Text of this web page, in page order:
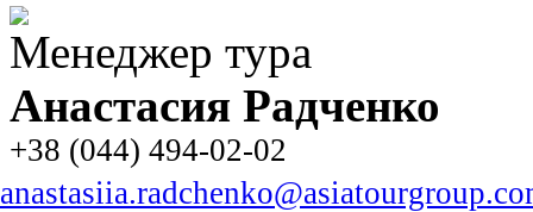
Менеджер тура
Анастасия Радченко
+38 (044) 494-02-02